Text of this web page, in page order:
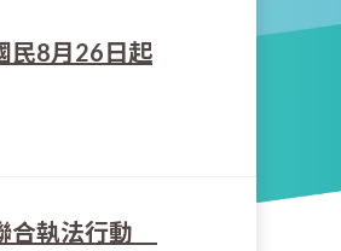
民8月26日起
合執法行動